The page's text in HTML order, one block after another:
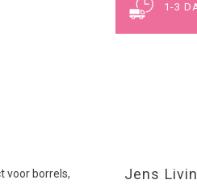
1-3
voor borrels,
Jens